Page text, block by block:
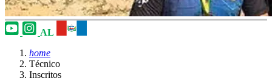
AL
home
Técnico
Inscritos